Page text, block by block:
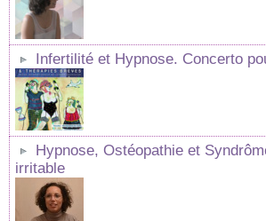
Infertilité et Hypnose. Concerto
Hypnose, Ostéopathie et
irritable